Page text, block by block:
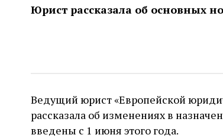
Юрист рассказала об основных
Ведущий юрист «Европейской
рассказала об изменениях в
введены с 1 июня этого года.